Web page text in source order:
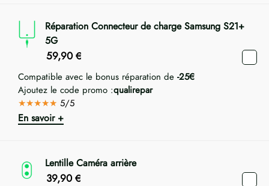
Réparation Connecteur de charge Samsung S21+
5G
59,90 €
Compatible avec le bonus réparation de -25€
Ajoutez le code promo :qualirepar
★★★★★ 5/5
En savoir +
Lentille Caméra arrière
39,90 €